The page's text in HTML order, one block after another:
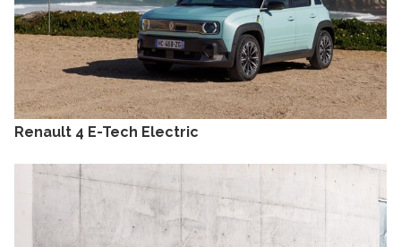
Renault 4 E-Tech Electric